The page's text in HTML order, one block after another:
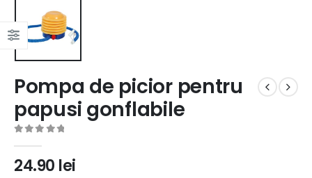
Pompa de picior pentru
papusi gonflabile
24.90 lei